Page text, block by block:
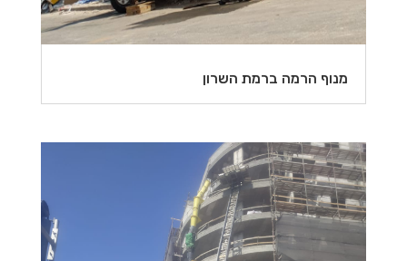
מנוף הרמה ברמת השרון